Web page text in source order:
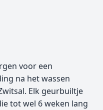
voor een
na het wassen
Elk geurbuiltje
tot wel 6 weken lang